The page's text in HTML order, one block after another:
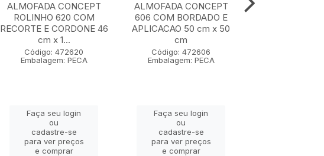
ALMOFADA CONCEPT
ROLINHO 620 COM
RECORTE E CORDONE 46
cm x 1...
Código: 472620
Embalagem: PECA
Faça seu login
ou
cadastre-se
para ver preços
e comprar
ALMOFADA CONCEPT
606 COM BORDADO E
APLICACAO 50 cm x 50
cm
Código: 472606
Embalagem: PECA
Faça seu login
ou
cadastre-se
para ver preços
e comprar